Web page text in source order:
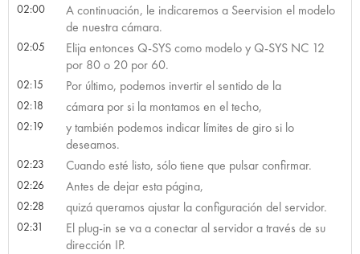
02:00
A continuación, le indicaremos a Seervision el modelo
de nuestra cámara.
02:05
Elija entonces Q-SYS como modelo y Q-SYS NC 12
por 80 o 20 por 60.
02:15 Por último, podemos invertir el sentido de la
02:18 cámara por si la montamos en el techo,
02:19
y también podemos indicar límites de giro si lo
deseamos.
02:23 Cuando esté listo, sólo tiene que pulsar confirmar.
02:26 Antes de dejar esta página,
02:28 quizá queramos ajustar la configuración del servidor.
02:31
El plug-in se va a conectar al servidor a través de su
dirección IP.